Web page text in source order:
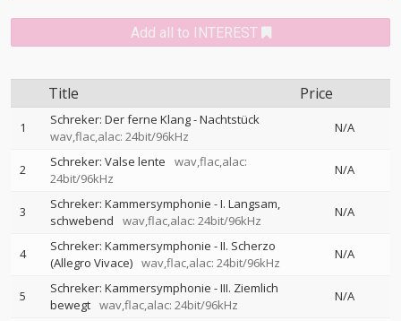
Add all to INTEREST
Title Price
1
Schreker: Der ferne Klang - Nachtstück
wav,flac,alac: 24bit/96kHz
N/A
2 Schreker: Valse lente
wav,flac,alac:
24bit/96kHz
N/A
3
Schreker: Kammersymphonie - I. Langsam,
schwebend
wav,flac,alac: 24bit/96kHz
N/A
4
Schreker: Kammersymphonie - II. Scherzo
(Allegro Vivace) wav,flac,alac: 24bit/96kHz
N/A
5
Schreker: Kammersymphonie - III. Ziemlich
bewegt wav,flac,alac: 24bit/96kHz
N/A